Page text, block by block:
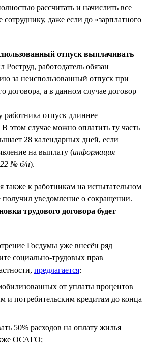
рассчитать и начислить все
даже если до «зарплатного
отпуск выплачивать
Роструд, работодатель обязан
за неиспользованный отпуск при
договора, а в данном случае договор
отпуск длиннее
этом случае можно оплатить ту часть
28 календарных дней, если
на выплату (информация
№ б/н).
также к работникам на испытательном
получил уведомление о сокращении.
трудового договора будет
Госдумы уже внесён ряд
социально-трудовых прав
предлагается:
от уплаты процентов
и потребительским кредитам до конца
50% расходов на оплату жилья
ОСАГО;